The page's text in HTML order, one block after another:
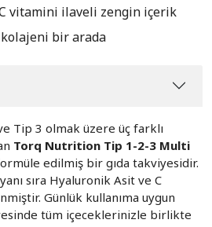
vitamini ilaveli zengin içerik
bir arada
Tip 3 olmak üzere üç farklı
Torq Nutrition Tip 1-2-3 Multi
edilmiş bir gıda takviyesidir.
sıra Hyaluronik Asit ve C
Günlük kullanıma uygun
tüm içeceklerinizle birlikte